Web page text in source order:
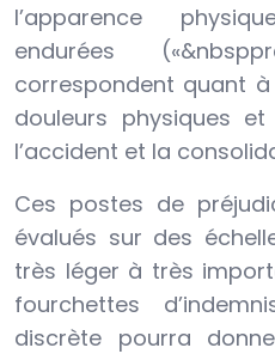
l’apparence
endurées
correspondent quant à
douleurs physiques
l’accident et la
Ces postes de
évalués sur des
très léger à très
fourchettes
discrète pourra